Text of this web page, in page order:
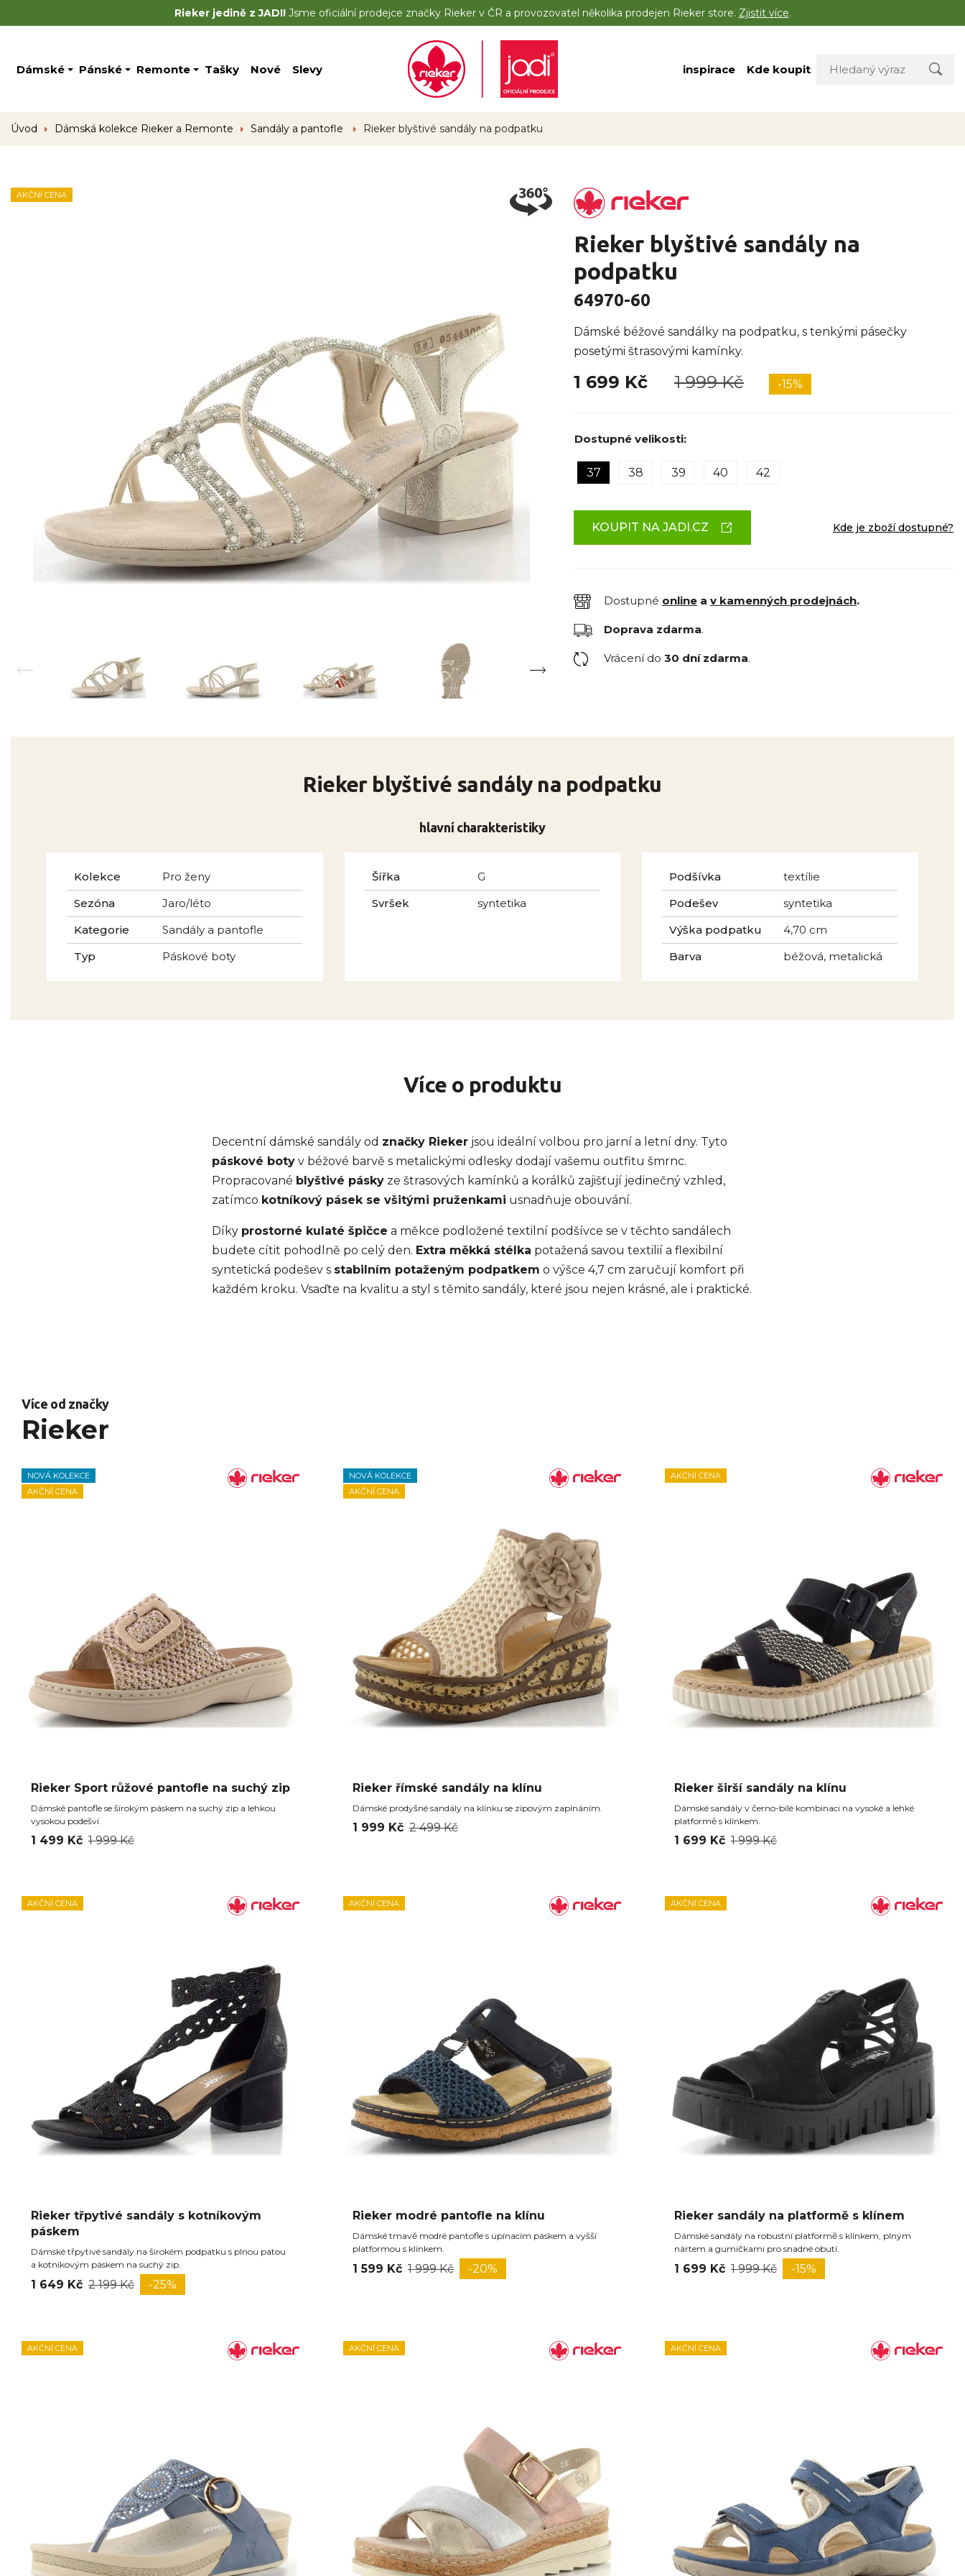
Rieker jedině z JADI!Jsme oficiální prodejce značky Rieker v ČR a provozovatel několika prodejen Rieker store. Zjistit více.
Dámské Pánské Remonte Tašky Nové Slevy inspirace Kde koupit
Úvod Dámská kolekce Rieker a Remonte Sandály a pantofle Rieker blyštivé sandály na podpatku
AKČNÍ CENA
Rieker blyštivé sandály na
podpatku
64970-60
Dámské béžové sandálky na podpatku, s tenkými pásečky
posetými štrasovými kamínky.
1 699 Kč 1 999 Kč -15%
Dostupné velikosti:
37 38 39 40 42
KOUPIT NA JADI.CZ Kde je zboží dostupné?
Dostupné online a v kamenných prodejnách.
Doprava zdarma.
Vrácení do 30 dní zdarma.
Rieker blyštivé sandály na podpatku
hlavní charakteristiky
Kolekce
Pro ženy
Sezóna
Jaro/léto
Kategorie
Sandály a pantofle
Typ
Páskové boty
Šířka
G
Svršek
syntetika
Podšívka
textílie
Podešev
syntetika
Výška podpatku
4,70 cm
Barva
béžová, metalická
Více o produktu
Decentní dámské sandály od značky Rieker jsou ideální volbou pro jarní a letní dny. Tyto
páskové boty v béžové barvě s metalickými odlesky dodají vašemu outfitu šmrnc.
Propracované blyštivé pásky ze štrasových kamínků a korálků zajišťují jedinečný vzhled,
zatímco kotníkový pásek se všitými pruženkami usnadňuje obouvání.
Díky prostorné kulaté špičce a měkce podložené textilní podšívce se v těchto sandálech
budete cítit pohodlně po celý den. Extra měkká stélka potažená savou textilií a flexibilní
syntetická podešev s stabilním potaženým podpatkem o výšce 4,7 cm zaručují komfort při
každém kroku. Vsaďte na kvalitu a styl s těmito sandály, které jsou nejen krásné, ale i praktické.
Více od značky
Rieker
NOVÁ KOLEKCE
AKČNÍ CENA
Rieker Sport růžové pantofle na suchý zip
Dámské pantofle se širokým páskem na suchý zip a lehkou
vysokou podešví.
1 499 Kč 1 999 Kč
NOVÁ KOLEKCE
AKČNÍ CENA
Rieker římské sandály na klínu
Dámské prodyšné sandály na klínku se zipovým zapínáním.
1 999 Kč 2 499 Kč
AKČNÍ CENA
Rieker širší sandály na klínu
Dámské sandály v černo-bílé kombinaci na vysoké a lehké
platformě s klínkem.
1 699 Kč 1 999 Kč
AKČNÍ CENA
Rieker třpytivé sandály s kotníkovým
páskem
Dámské třpytivé sandály na širokém podpatku s plnou patou
a kotníkovým páskem na suchý zip.
1 649 Kč 2 199 Kč -25%
AKČNÍ CENA
Rieker modré pantofle na klínu
Dámské tmavě modré pantofle s upínacím páskem a vyšší
platformou s klínkem.
1 599 Kč 1 999 Kč -20%
AKČNÍ CENA
Rieker sandály na platformě s klínem
Dámské sandály na robustní platformě s klínkem, plným
nártem a gumičkami pro snadné obutí.
1 699 Kč 1 999 Kč -15%
AKČNÍ CENA AKČNÍ CENA AKČNÍ CENA